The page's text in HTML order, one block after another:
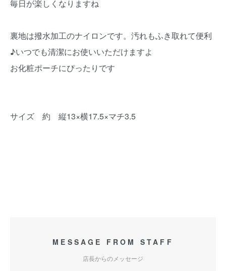
毎日が楽しくなりますね
裏地は撥水加工のナイロンです。汚れもふき取れて便利
♪いつでも清潔にお使いいただけますよ
お化粧ポーチにぴったりです
サイズ 約 縦13×横17.5×マチ3.5
MESSAGE FROM STAFF
店長からのメッセージ